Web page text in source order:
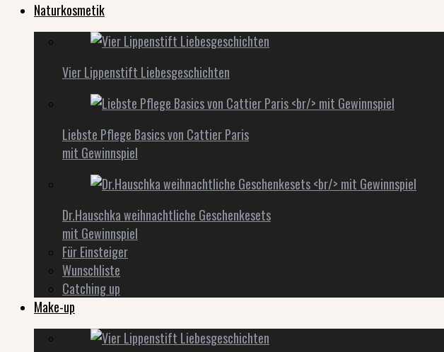
Naturkosmetik
Vier Lippenstift Liebesgeschichten
Liebste Pflege Basics von Cattier Paris
mit Gewinnspiel
Dr.Hauschka weihnachtliche Geschenkesets
mit Gewinnspiel
Für Einsteiger
Wunschliste
Catching up
Make-up